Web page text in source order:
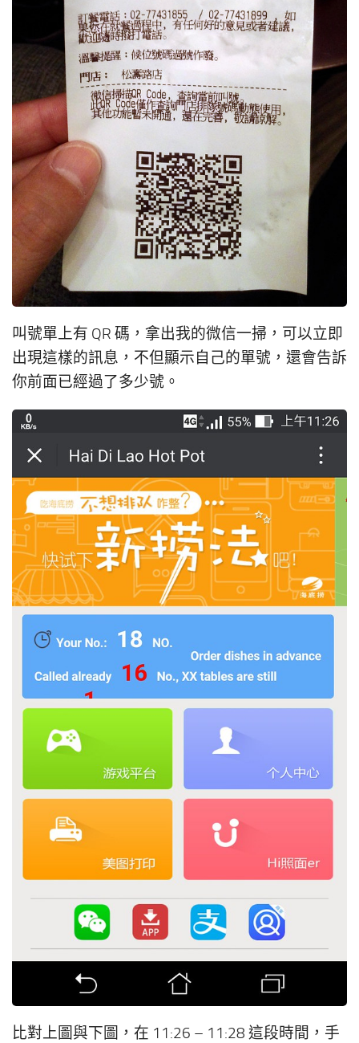
叫號單上有 QR 碼，拿出我的微信一掃，可以立即
出現這樣的訊息，不但顯示自己的單號，還會告訴
你前面已經過了多少號。
比對上圖與下圖，在 11:26 – 11:28 這段時間，手